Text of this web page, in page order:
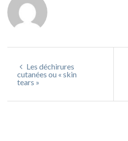
Les déchirures
cutanées ou « skin
tears »